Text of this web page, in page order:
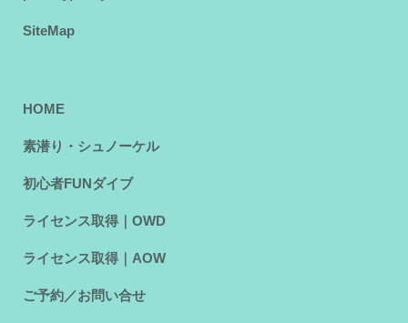
SiteMap
HOME
素潜り・シュノーケル
初心者FUNダイブ
ライセンス取得｜OWD
ライセンス取得｜AOW
ご予約／お問い合せ